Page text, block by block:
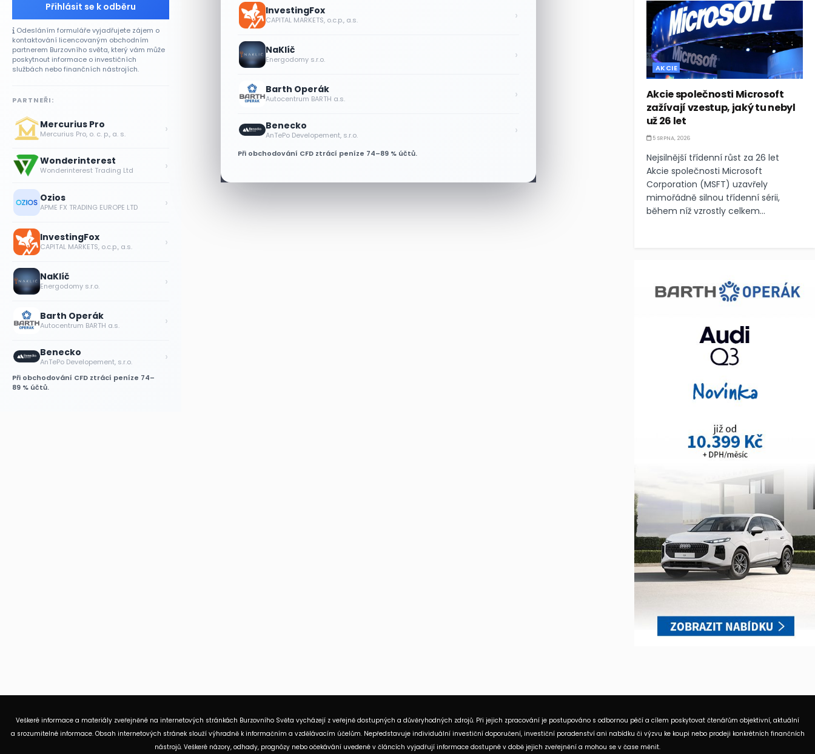
InvestingFox
CAPITAL MARKETS, o.c.p., a.s. ›
NaKlíč
Energodomy s.r.o. ›
Barth Operák
Autocentrum BARTH a.s. ›
Benecko
AnTePo Developement, s.r.o. ›
Při obchodování CFD ztrácí peníze 74–89 % účtů.
Přihlásit se k odběru
Odesláním formuláře vyjadřujete zájem o
kontaktování licencovaným obchodním
partnerem Burzovního světa, který vám může
poskytnout informace o investičních
službách nebo finančních nástrojích.
PARTNEŘI:
Mercurius Pro
Mercurius Pro, o. c. p., a. s. ›
Wonderinterest
Wonderinterest Trading Ltd ›
Ozios
APME FX TRADING EUROPE LTD ›
InvestingFox
CAPITAL MARKETS, o.c.p., a.s. ›
NaKlíč
Energodomy s.r.o. ›
Barth Operák
Autocentrum BARTH a.s. ›
Benecko
AnTePo Developement, s.r.o. ›
Při obchodování CFD ztrácí peníze 74–
89 % účtů.
AKCIE
Akcie společnosti Microsoft
zažívají vzestup, jaký tu nebyl
už 26 let
5 SRPNA, 2026
Nejsilnější třídenní růst za 26 let
Akcie společnosti Microsoft
Corporation (MSFT) uzavřely
mimořádně silnou třídenní sérii,
během níž vzrostly celkem...
Veškeré informace a materiály zveřejněné na internetových stránkách Burzovního Světa vycházejí z veřejně dostupných a důvěryhodných zdrojů. Při jejich zpracování je postupováno s odbornou péčí a cílem poskytovat čtenářům objektivní, aktuální
a srozumitelné informace. Obsah internetových stránek slouží výhradně k informačním a vzdělávacím účelům. Nepředstavuje individuální investiční doporučení, investiční poradenství ani nabídku či výzvu ke koupi nebo prodeji konkrétních finančních
nástrojů. Veškeré názory, odhady, prognózy nebo očekávání uvedené v článcích vyjadřují informace dostupné v době jejich zveřejnění a mohou se v čase měnit.